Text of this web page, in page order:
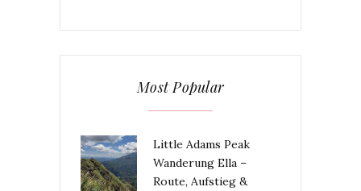
Most Popular
Little Adams Peak
Wanderung Ella –
Route, Aufstieg &